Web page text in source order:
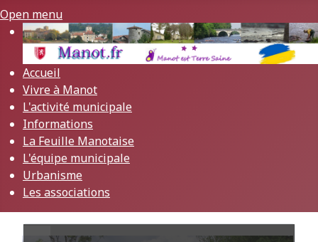
Open menu
Accueil
Vivre à Manot
L'activité municipale
Informations
La Feuille Manotaise
L'équipe municipale
Urbanisme
Les associations